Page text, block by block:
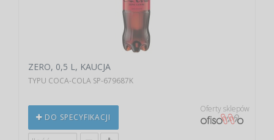
ZERO, 0,5 L, KAUCJA
TYPU COCA-COLA SP-679687K
DO SPECYFIKACJI
Oferty sklepów